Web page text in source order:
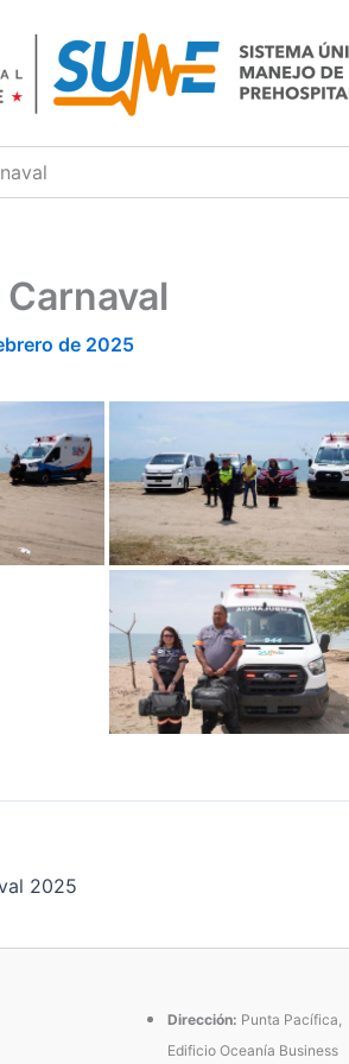
de 2025
2025
Dirección: Punta Pacífica,
Edificio Oceanía Business